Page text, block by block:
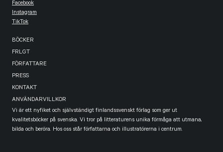
Facebook
Instagram
TikTok
BÖCKER
FRLGT
FÖRFATTARE
PRESS
KONTAKT
ANVÄNDARVILLKOR
Vi är ett nyfiket och självständigt finlandssvenskt förlag som ger ut
kvalitetsböcker på svenska. Vi tror på litteraturens unika förmåga att utmana,
bilda och beröra. Hos oss står författarna och illustratörerna i centrum.